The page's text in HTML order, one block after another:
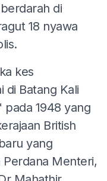
di
18 nyawa
kes
di Batang Kali
pada 1948 yang
British
yang
Menteri,